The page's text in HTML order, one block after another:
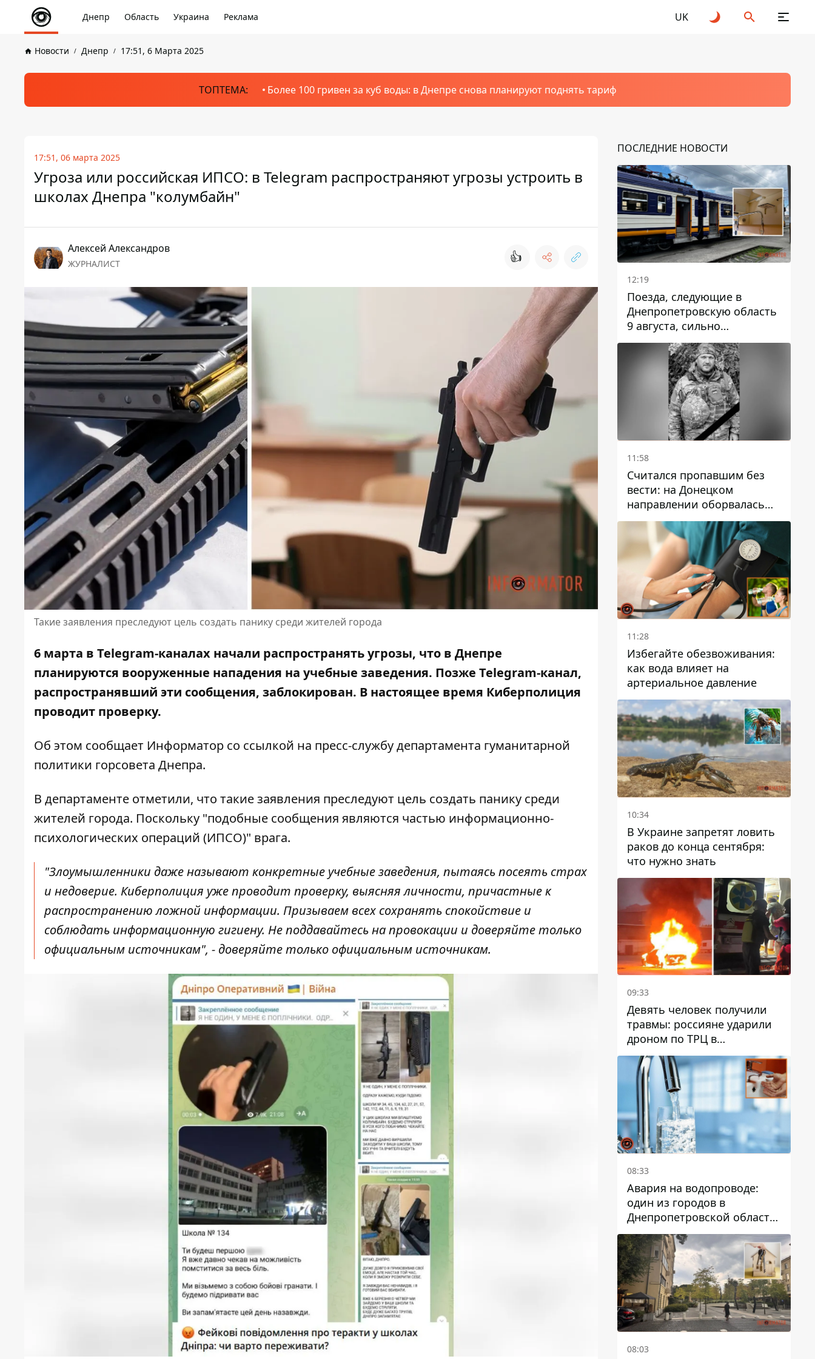
Днепр Область Украина Реклама UK
Новости Днепр 17:51, 6 Марта 2025
ТОПТЕМА: Более 100 гривен за куб воды: в Днепре снова планируют поднять тариф
17:51, 06 марта 2025
Угроза или российская ИПСО: в Telegram распространяют угрозы устроить в
школах Днепра "колумбайн"
Алексей Александров
ЖУРНАЛИСТ 👍
Такие заявления преследуют цель создать панику среди жителей города
6 марта в Telegram-каналах начали распространять угрозы, что в Днепре
планируются вооруженные нападения на учебные заведения. Позже Telegram-канал,
распространявший эти сообщения, заблокирован. В настоящее время Киберполиция
проводит проверку.
Об этом сообщает Информатор со ссылкой на пресс-службу департамента гуманитарной
политики горсовета Днепра.
В департаменте отметили, что такие заявления преследуют цель создать панику среди
жителей города. Поскольку "подобные сообщения являются частью информационно-
психологических операций (ИПСО)" врага.
"Злоумышленники даже называют конкретные учебные заведения, пытаясь посеять страх
и недоверие. Киберполиция уже проводит проверку, выясняя личности, причастные к
распространению ложной информации. Призываем всех сохранять спокойствие и
соблюдать информационную гигиену. Не поддавайтесь на провокации и доверяйте только
официальным источникам", - доверяйте только официальным источникам.
ПОСЛЕДНИЕ НОВОСТИ
12:19
Поезда, следующие в
Днепропетровскую область
9 августа, сильно
задерживаются
11:58
Считался пропавшим без
вести: на Донецком
направлении оборвалась
жизнь Анатолия Ткачука из
Днепропетровской области
11:28
Избегайте обезвоживания:
как вода влияет на
артериальное давление
10:34
В Украине запретят ловить
раков до конца сентября:
что нужно знать
09:33
Девять человек получили
травмы: россияне ударили
дроном по ТРЦ в
Павлограде, будет ли
работать заведение в
дальнейшем
08:33
Авария на водопроводе:
один из городов в
Днепропетровской области
остался без воды
08:03